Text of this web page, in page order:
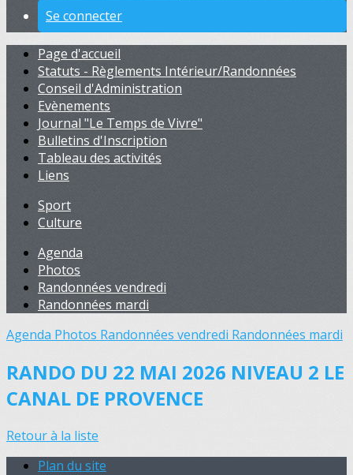
Se connecter
Page d'accueil
Statuts - Règlements Intérieur/Randonnées
Conseil d'Administration
Evènements
Journal "Le Temps de Vivre"
Bulletins d'Inscription
Tableau des activités
Liens
Sport
Culture
Agenda
Photos
Randonnées vendredi
Randonnées mardi
Agenda Photos Randonnées vendredi Randonnées mardi
RANDO DU 22 MAI 2026 NIVEAU 2 LE
CANAL DE PROVENCE
Retour à la liste
Plan du site